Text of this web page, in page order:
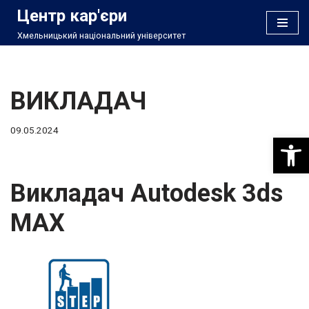
Перейти
Центр кар'єри
Хмельницький національний університет
ВИКЛАДАЧ
09.05.2024
Викладач Autodesk 3ds
MAX